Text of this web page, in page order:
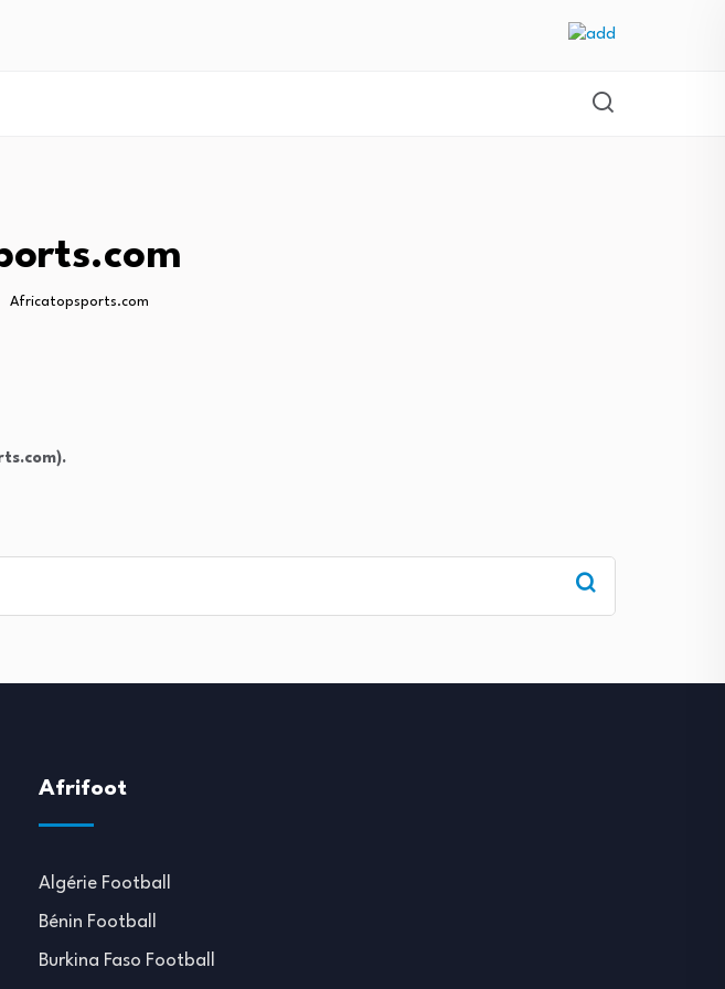
Africatopsports.com
Afrifoot
Algérie Football
Bénin Football
Burkina Faso Football